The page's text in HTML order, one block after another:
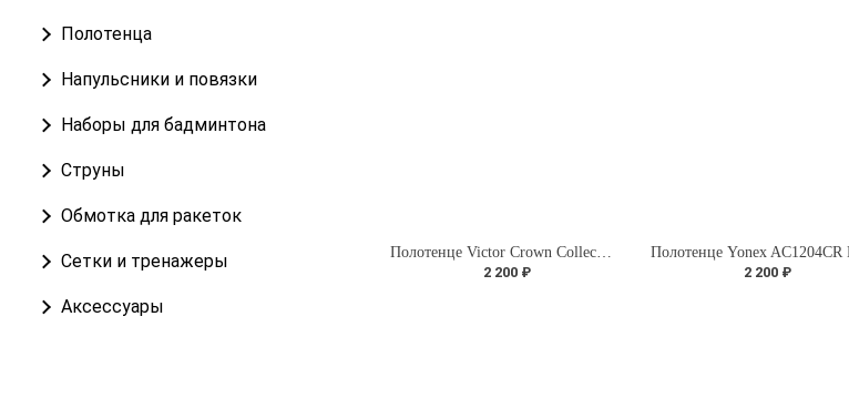
Полотенца
Напульсники и повязки
Наборы для бадминтона
Струны
Обмотка для ракеток
Сетки и тренажеры
Аксессуары
Полотенце Victor Crown Collection Towel C-4163 (85x35 cm)
2 200 ₽
2 200 ₽